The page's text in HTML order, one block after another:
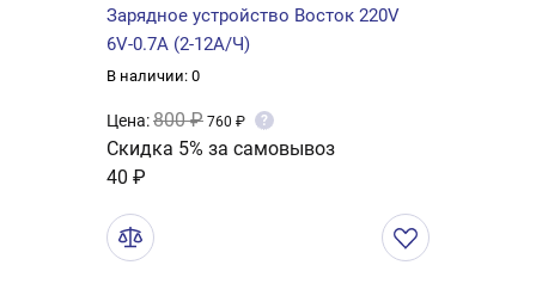
Зарядное устройство Восток 220V
6V-0.7A (2-12А/Ч)
В наличии: 0
Цена:800 ₽ 760 ₽ ?
Скидка 5% за самовывоз
40 ₽